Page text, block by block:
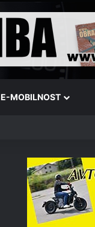
E-MOBILNOST